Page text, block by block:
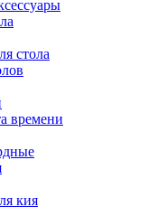
стола
времени
кия